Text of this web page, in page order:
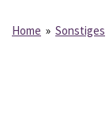
Home » Sonstiges